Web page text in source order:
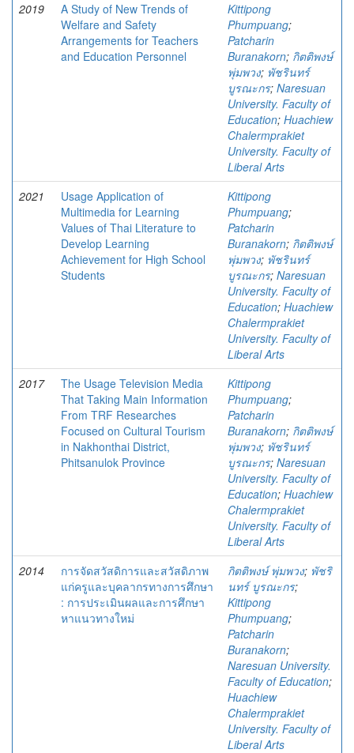
2019
A Study of New Trends of
Welfare and Safety
Arrangements for Teachers
and Education Personnel
Kittipong
Phumpuang;
Patcharin
Buranakorn; กิตติพงษ์
พุ่มพวง; พัชรินทร์
บูรณะกร; Naresuan
University. Faculty of
Education; Huachiew
Chalermprakiet
University. Faculty of
Liberal Arts
2021
Usage Application of
Multimedia for Learning
Values of Thai Literature to
Develop Learning
Achievement for High School
Students
Kittipong
Phumpuang;
Patcharin
Buranakorn; กิตติพงษ์
พุ่มพวง; พัชรินทร์
บูรณะกร; Naresuan
University. Faculty of
Education; Huachiew
Chalermprakiet
University. Faculty of
Liberal Arts
2017
The Usage Television Media
That Taking Main Information
From TRF Researches
Focused on Cultural Tourism
in Nakhonthai District,
Phitsanulok Province
Kittipong
Phumpuang;
Patcharin
Buranakorn; กิตติพงษ์
พุ่มพวง; พัชรินทร์
บูรณะกร; Naresuan
University. Faculty of
Education; Huachiew
Chalermprakiet
University. Faculty of
Liberal Arts
2014
การจัดสวัสดิการและสวัสดิภาพ
แก่ครูและบุคลากรทางการศึกษา
: การประเมินผลและการศึกษา
หาแนวทางใหม่
กิตติพงษ์ พุ่มพวง; พัชริ
นทร์ บูรณะกร;
Kittipong
Phumpuang;
Patcharin
Buranakorn;
Naresuan University.
Faculty of Education;
Huachiew
Chalermprakiet
University. Faculty of
Liberal Arts